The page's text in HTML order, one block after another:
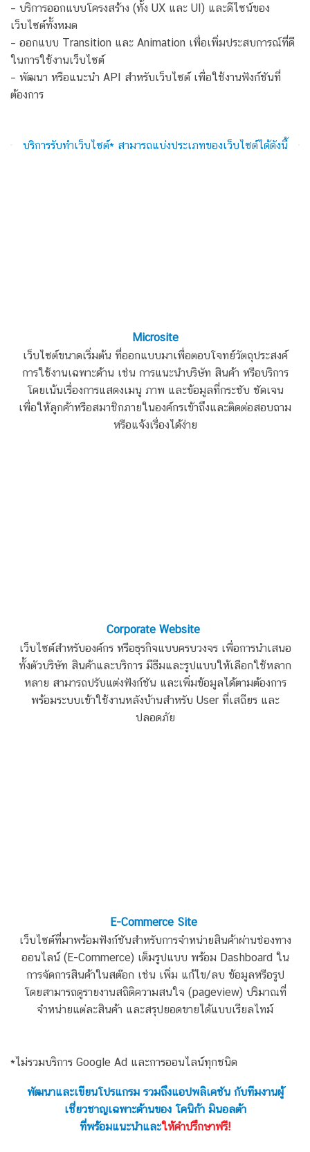
– บริการออกแบบโครงสร้าง (ทั้ง UX และ UI) และดีไซน์ของ
เว็บไซต์ทั้งหมด
– ออกแบบ Transition และ Animation เพื่อเพิ่มประสบการณ์ที่ดี
ในการใช้งานเว็บไซต์
– พัฒนา หรือแนะนำ API สำหรับเว็บไซต์ เพื่อใช้งานฟังก์ชันที่
ต้องการ
บริการรับทำเว็บไซต์* สามารถแบ่งประเภทของเว็บไซต์ได้ดังนี้
Microsite
เว็บไซต์ขนาดเริ่มต้น ที่ออกแบบมาเพื่อตอบโจทย์วัตถุประสงค์
การใช้งานเฉพาะด้าน เช่น การแนะนำบริษัท สินค้า หรือบริการ
โดยเน้นเรื่องการแสดงเมนู ภาพ และข้อมูลที่กระชับ ชัดเจน
เพื่อให้ลูกค้าหรือสมาชิกภายในองค์กรเข้าถึงและติดต่อสอบถาม
หรือแจ้งเรื่องได้ง่าย
Corporate Website
เว็บไซต์สำหรับองค์กร หรือธุรกิจแบบครบวงจร เพื่อการนำเสนอ
ทั้งตัวบริษัท สินค้าและบริการ มีธีมและรูปแบบให้เลือกใช้หลาก
หลาย สามารถปรับแต่งฟังก์ชัน และเพิ่มข้อมูลได้ตามต้องการ
พร้อมระบบเข้าใช้งานหลังบ้านสำหรับ User ที่เสถียร และ
ปลอดภัย
E-Commerce Site
เว็บไซต์ที่มาพร้อมฟังก์ชันสำหรับการจำหน่ายสินค้าผ่านช่องทาง
ออนไลน์ (E-Commerce) เต็มรูปแบบ พร้อม Dashboard ใน
การจัดการสินค้าในสต๊อก เช่น เพิ่ม แก้ไข/ลบ ข้อมูลหรือรูป
โดยสามารถดูรายงานสถิติความสนใจ (pageview) ปริมาณที่
จำหน่ายแต่ละสินค้า และสรุปยอดขายได้แบบเรียลไทม์
*ไม่รวมบริการ Google Ad และการออนไลน์ทุกชนิด
พัฒนาและเขียนโปรแกรม รวมถึงแอปพลิเคชัน กับทีมงานผู้
เชี่ยวชาญเฉพาะด้านของ โคนิก้า มินอลต้า
ที่พร้อมแนะนำและให้คำปรึกษาฟรี!